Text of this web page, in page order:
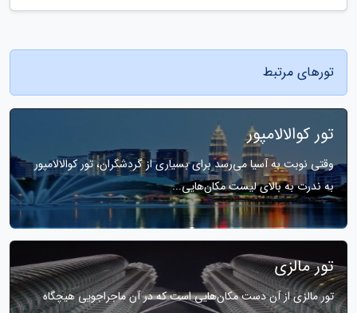
تورهای مرتبط
تور کوالالامپور
وقتی نوبت به آسیا می‌رسد برای بسیاری از گردشگران، تور کوالالامپور
به ندرت به بالای لیست مکان‌هایی...
تور مالزی
تور مالزی از آن دست مکان‌هایی است که در آن ماجراجویی هیچگاه